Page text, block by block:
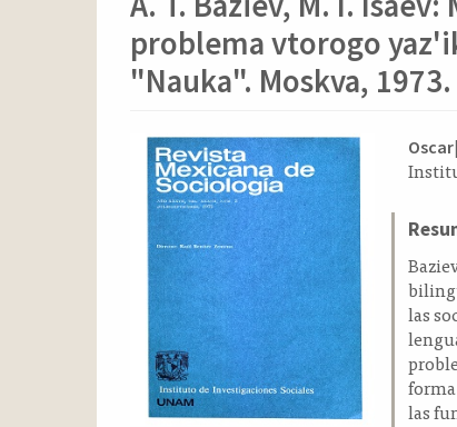
problema vtorogo
"Nauka". Moskva, 1973.
Barra
lateral
del
artículo
las
las